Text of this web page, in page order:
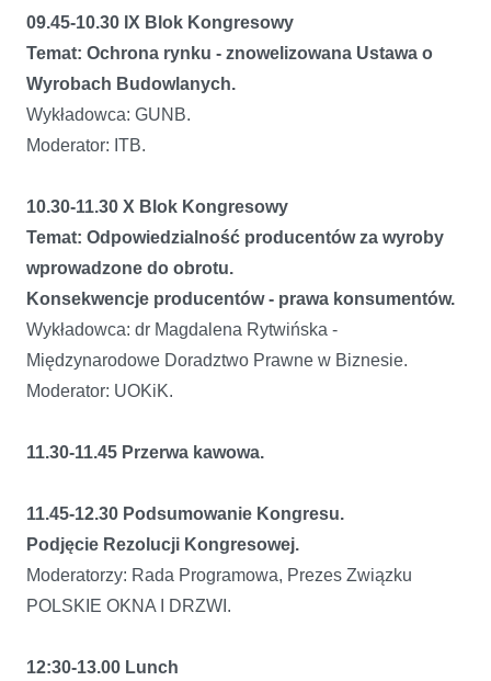
09.45-10.30 IX Blok Kongresowy
Temat: Ochrona rynku - znowelizowana Ustawa o
Wyrobach Budowlanych.
Wykładowca: GUNB.
Moderator: ITB.
10.30-11.30 X Blok Kongresowy
Temat: Odpowiedzialność producentów za wyroby
wprowadzone do obrotu.
Konsekwencje producentów - prawa konsumentów.
Wykładowca: dr Magdalena Rytwińska -
Międzynarodowe Doradztwo Prawne w Biznesie.
Moderator: UOKiK.
11.30-11.45 Przerwa kawowa.
11.45-12.30 Podsumowanie Kongresu.
Podjęcie Rezolucji Kongresowej.
Moderatorzy: Rada Programowa, Prezes Związku
POLSKIE OKNA I DRZWI.
12:30-13.00 Lunch